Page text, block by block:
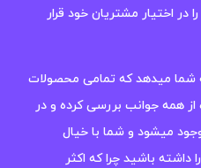
اختیار مشتریان خود قرار
شما میدهد که تمامی محصولات
از همه جوانب بررسی کرده و در
میشود و شما با خیال
داشته باشید چرا که اکثر